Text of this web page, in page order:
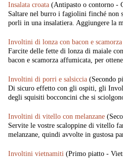
Insalata croata (Antipasto o contorno -
Saltare nel burro i fagiolini finché non
porli in una insalatiera. Aggiungere la
Involtini di lonza con bacon e scamorza
Farcite delle fette di lonza di maiale
bacon e scamorza affumicata, per
Involtini di porri e salsiccia (Secondo
Di sicuro effetto con gli ospiti, gli
degli squisiti bocconcini che si
Involtini di vitello con melanzane
Servite le vostre scaloppine di vitello
melanzane, quindi avvolte in gustosa
Involtini vietnamiti (Primo piatto -